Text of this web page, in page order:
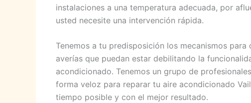
instalaciones a una temperatura adecuada, por
usted necesite una intervención rápida.
Tenemos a tu predisposición los mecanismos
averías que puedan estar debilitando la
acondicionado. Tenemos un grupo de
forma veloz para reparar tu aire acondicionado
tiempo posible y con el mejor resultado.